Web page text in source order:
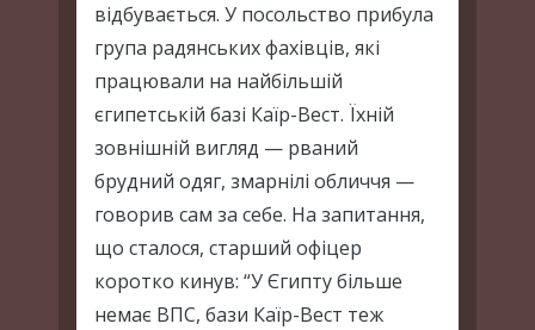
відбувається. У посольство прибула
група радянських фахівців, які
працювали на найбільшій
єгипетській базі Каїр-Вест. Їхній
зовнішній вигляд — рваний
брудний одяг, змарнілі обличчя —
говорив сам за себе. На запитання,
що сталося, старший офіцер
коротко кинув: “У Єгипту більше
немає ВПС, бази Каїр-Вест теж